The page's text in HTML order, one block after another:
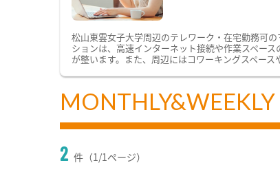
松山東雲女子大学周辺のテレワーク・在宅勤務可
ションは、高速インターネット接続や作業スペー
が整います。また、周辺にはコワーキングスペー
MONTHLY&WEEKLY
2 件（1/1ページ）